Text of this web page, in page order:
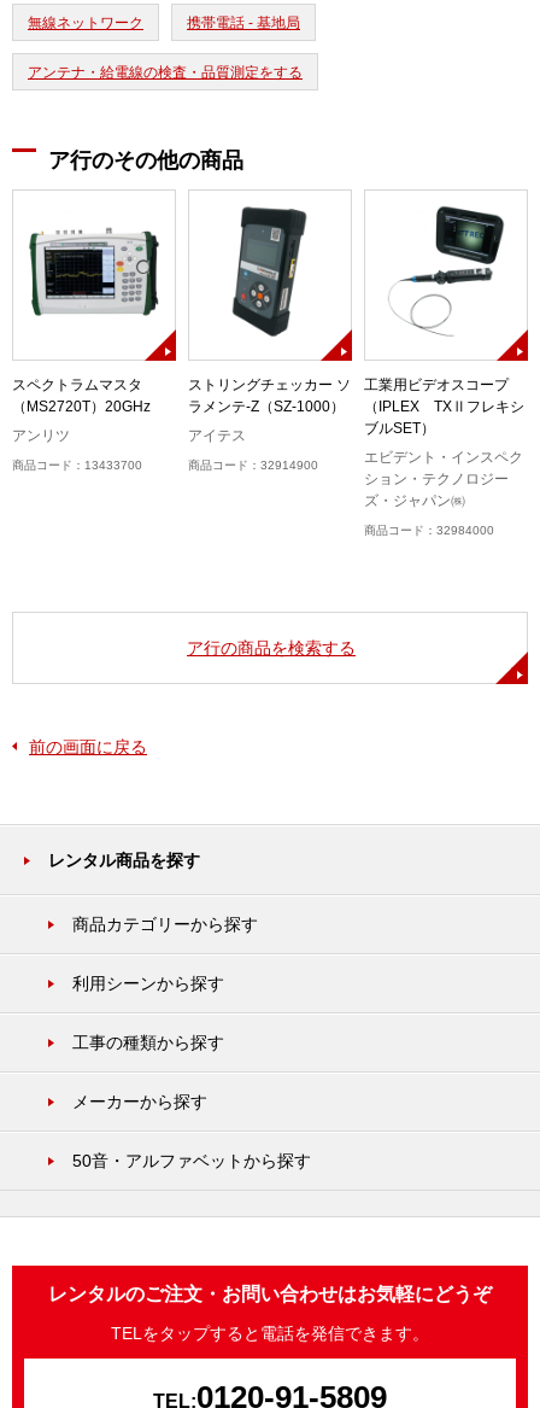
無線ネットワーク 携帯電話 - 基地局
アンテナ・給電線の検査・品質測定をする
ア行のその他の商品
スペクトラムマスタ
（MS2720T）20GHz
アンリツ
商品コード：13433700
ストリングチェッカー ソ
ラメンテ-Z（SZ-1000）
アイテス
商品コード：32914900
工業用ビデオスコープ
（IPLEX TXⅡフレキシ
ブルSET）
エビデント・インスペク
ション・テクノロジー
ズ・ジャパン㈱
商品コード：32984000
ア行の商品を検索する
前の画面に戻る
レンタル商品を探す
商品カテゴリーから探す
利用シーンから探す
工事の種類から探す
メーカーから探す
50音・アルファベットから探す
レンタルのご注文・お問い合わせはお気軽にどうぞ
TELをタップすると電話を発信できます。
TEL:0120-91-5809